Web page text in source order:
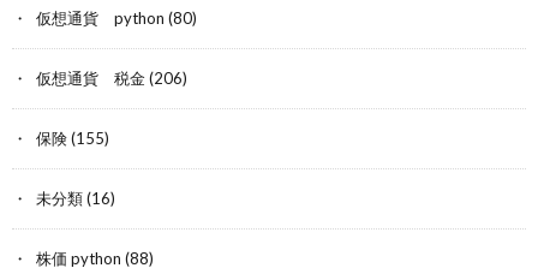
仮想通貨 python (80)
仮想通貨 税金(206)
保険(155)
未分類(16)
株価 python (88)